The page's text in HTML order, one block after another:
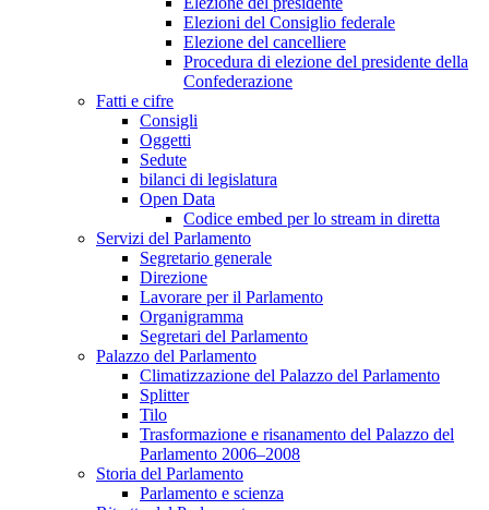
Elezioni del Consiglio federale
Elezione del cancelliere
Procedura di elezione del presidente della
Confederazione
Fatti e cifre
Consigli
Oggetti
Sedute
bilanci di legislatura
Open Data
Codice embed per lo stream in diretta
Servizi del Parlamento
Segretario generale
Direzione
Lavorare per il Parlamento
Organigramma
Segretari del Parlamento
Palazzo del Parlamento
Climatizzazione del Palazzo del Parlamento
Splitter
Tilo
Trasformazione e risanamento del Palazzo del
Parlamento 2006–2008
Storia del Parlamento
Parlamento e scienza